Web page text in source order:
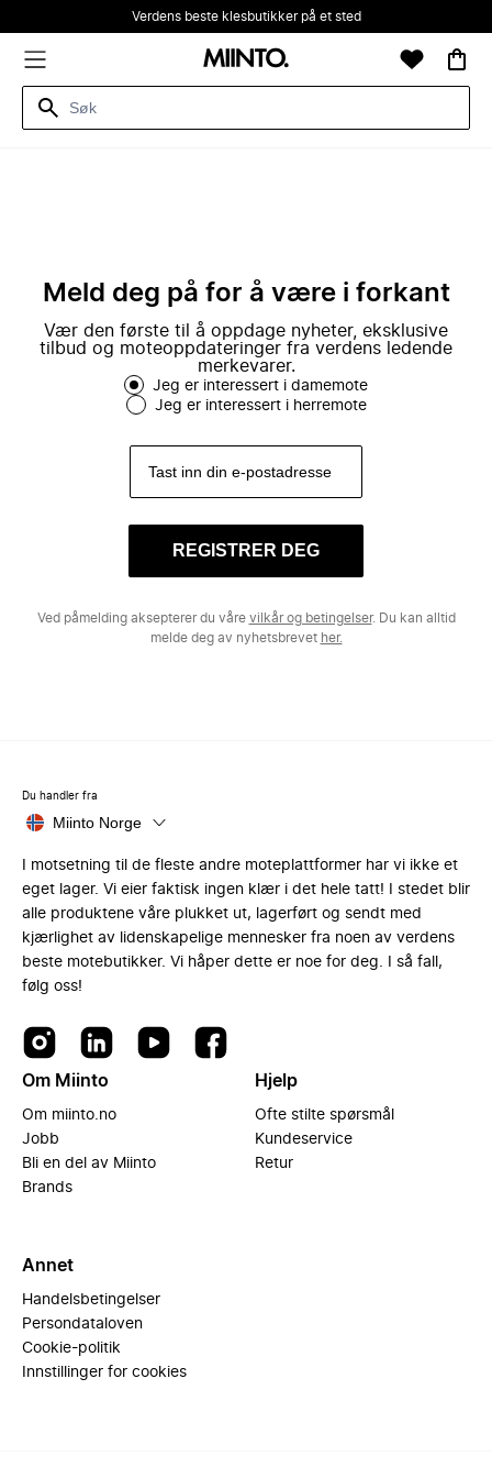
Verdens beste klesbutikker på et sted
Meld deg på for å være i forkant
Vær den første til å oppdage nyheter, eksklusive
tilbud og moteoppdateringer fra verdens ledende
merkevarer.
Jeg er interessert i damemote
Jeg er interessert i herremote
REGISTRER DEG
Ved påmelding aksepterer du våre vilkår og betingelser. Du kan alltid
melde deg av nyhetsbrevet her.
Du handler fra
Miinto Norge
I motsetning til de fleste andre moteplattformer har vi ikke et
eget lager. Vi eier faktisk ingen klær i det hele tatt! I stedet blir
alle produktene våre plukket ut, lagerført og sendt med
kjærlighet av lidenskapelige mennesker fra noen av verdens
beste motebutikker. Vi håper dette er noe for deg. I så fall,
følg oss!
Om Miinto
Om miinto.no
Jobb
Bli en del av Miinto
Brands
Hjelp
Ofte stilte spørsmål
Kundeservice
Retur
Annet
Handelsbetingelser
Persondataloven
Cookie-politik
Innstillinger for cookies